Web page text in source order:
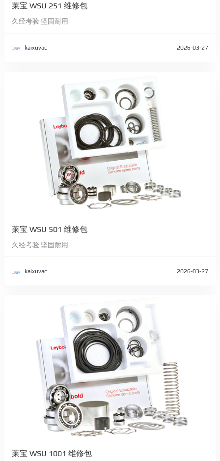
莱宝 WSU 251 维修包
久经考验 坚固耐用
kaixuvac 2026-03-27
莱宝 WSU 501 维修包
久经考验 坚固耐用
kaixuvac 2026-03-27
莱宝 WSU 1001 维修包